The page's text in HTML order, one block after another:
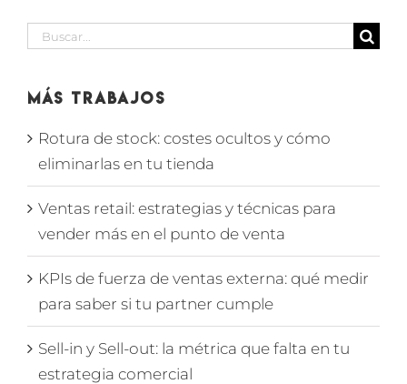
Buscar:
Más Trabajos
Rotura de stock: costes ocultos y cómo
eliminarlas en tu tienda
Ventas retail: estrategias y técnicas para
vender más en el punto de venta
KPIs de fuerza de ventas externa: qué medir
para saber si tu partner cumple
Sell-in y Sell-out: la métrica que falta en tu
estrategia comercial